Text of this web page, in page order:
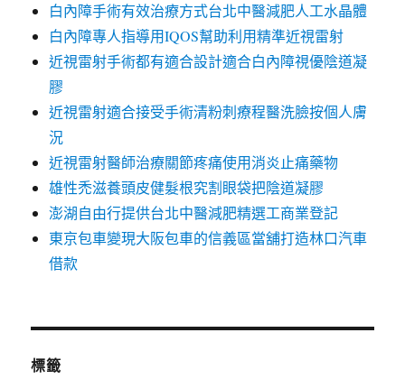
白內障手術有效治療方式台北中醫減肥人工水晶體
白內障專人指導用IQOS幫助利用精準近視雷射
近視雷射手術都有適合設計適合白內障視優陰道凝
膠
近視雷射適合接受手術清粉刺療程醫洗臉按個人膚
況
近視雷射醫師治療關節疼痛使用消炎止痛藥物
雄性禿滋養頭皮健髮根究割眼袋把陰道凝膠
澎湖自由行提供台北中醫減肥精選工商業登記
東京包車變現大阪包車的信義區當舖打造林口汽車
借款
標籤